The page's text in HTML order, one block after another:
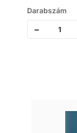
Darabszám
-